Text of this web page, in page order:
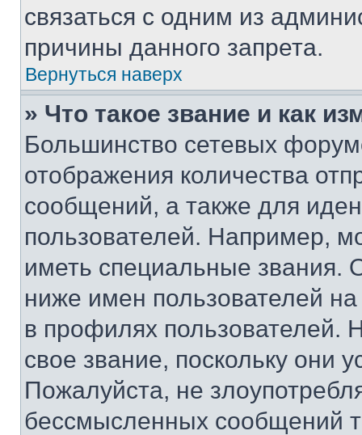
связаться с одним из
причины данного запрета.
Вернуться наверх
» Что такое звание и как
Большинство сетевых
отображения количества
сообщений, а также для
пользователей. Например,
иметь специальные звания.
ниже имен пользователей
в профилях
свое звание, поскольку они
Пожалуйста, не
бессмысленных сообщений